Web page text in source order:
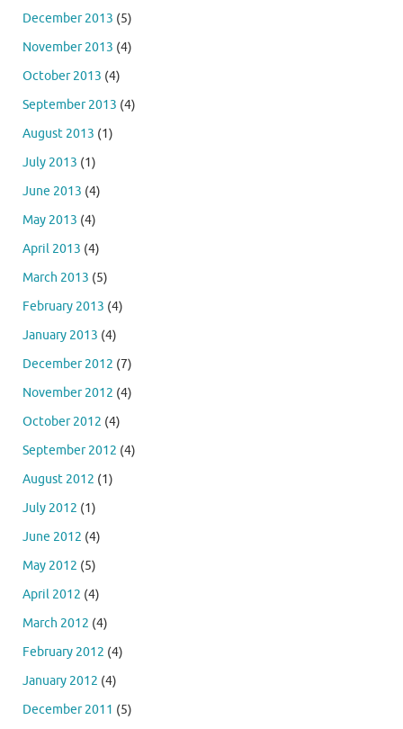
December 2013 (5)
November 2013 (4)
October 2013 (4)
September 2013 (4)
August 2013 (1)
July 2013 (1)
June 2013 (4)
May 2013 (4)
April 2013 (4)
March 2013 (5)
February 2013 (4)
January 2013 (4)
December 2012 (7)
November 2012 (4)
October 2012 (4)
September 2012 (4)
August 2012 (1)
July 2012 (1)
June 2012 (4)
May 2012 (5)
April 2012 (4)
March 2012 (4)
February 2012 (4)
January 2012 (4)
December 2011 (5)